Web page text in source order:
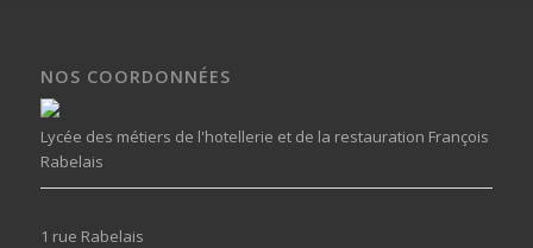
NOS COORDONNÉES
Lycée des métiers de l'hotellerie et de la restauration François
Rabelais
1 rue Rabelais